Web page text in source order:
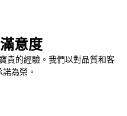
意度
貴的經驗。 我們以對品質和客
為榮。